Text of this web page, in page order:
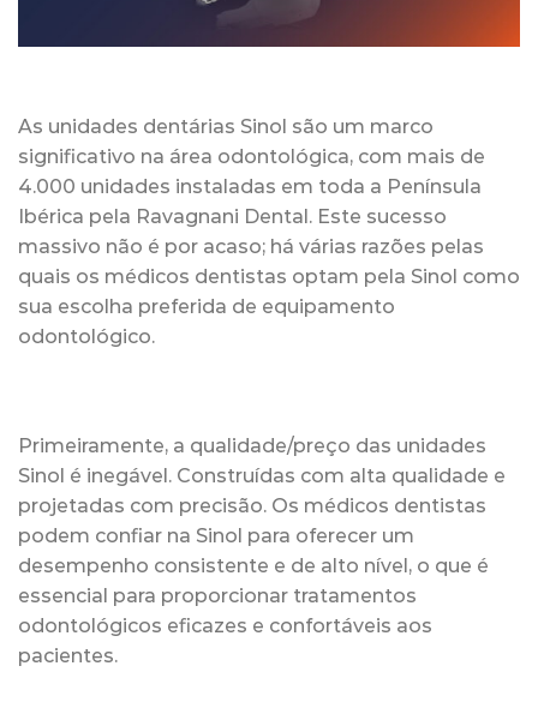
As unidades dentárias Sinol são um marco
significativo na área odontológica, com mais de
4.000 unidades instaladas em toda a Península
Ibérica pela Ravagnani Dental. Este sucesso
massivo não é por acaso; há várias razões pelas
quais os médicos dentistas optam pela Sinol como
sua escolha preferida de equipamento
odontológico.
Primeiramente, a qualidade/preço das unidades
Sinol é inegável. Construídas com alta qualidade e
projetadas com precisão. Os médicos dentistas
podem confiar na Sinol para oferecer um
desempenho consistente e de alto nível, o que é
essencial para proporcionar tratamentos
odontológicos eficazes e confortáveis aos
pacientes.